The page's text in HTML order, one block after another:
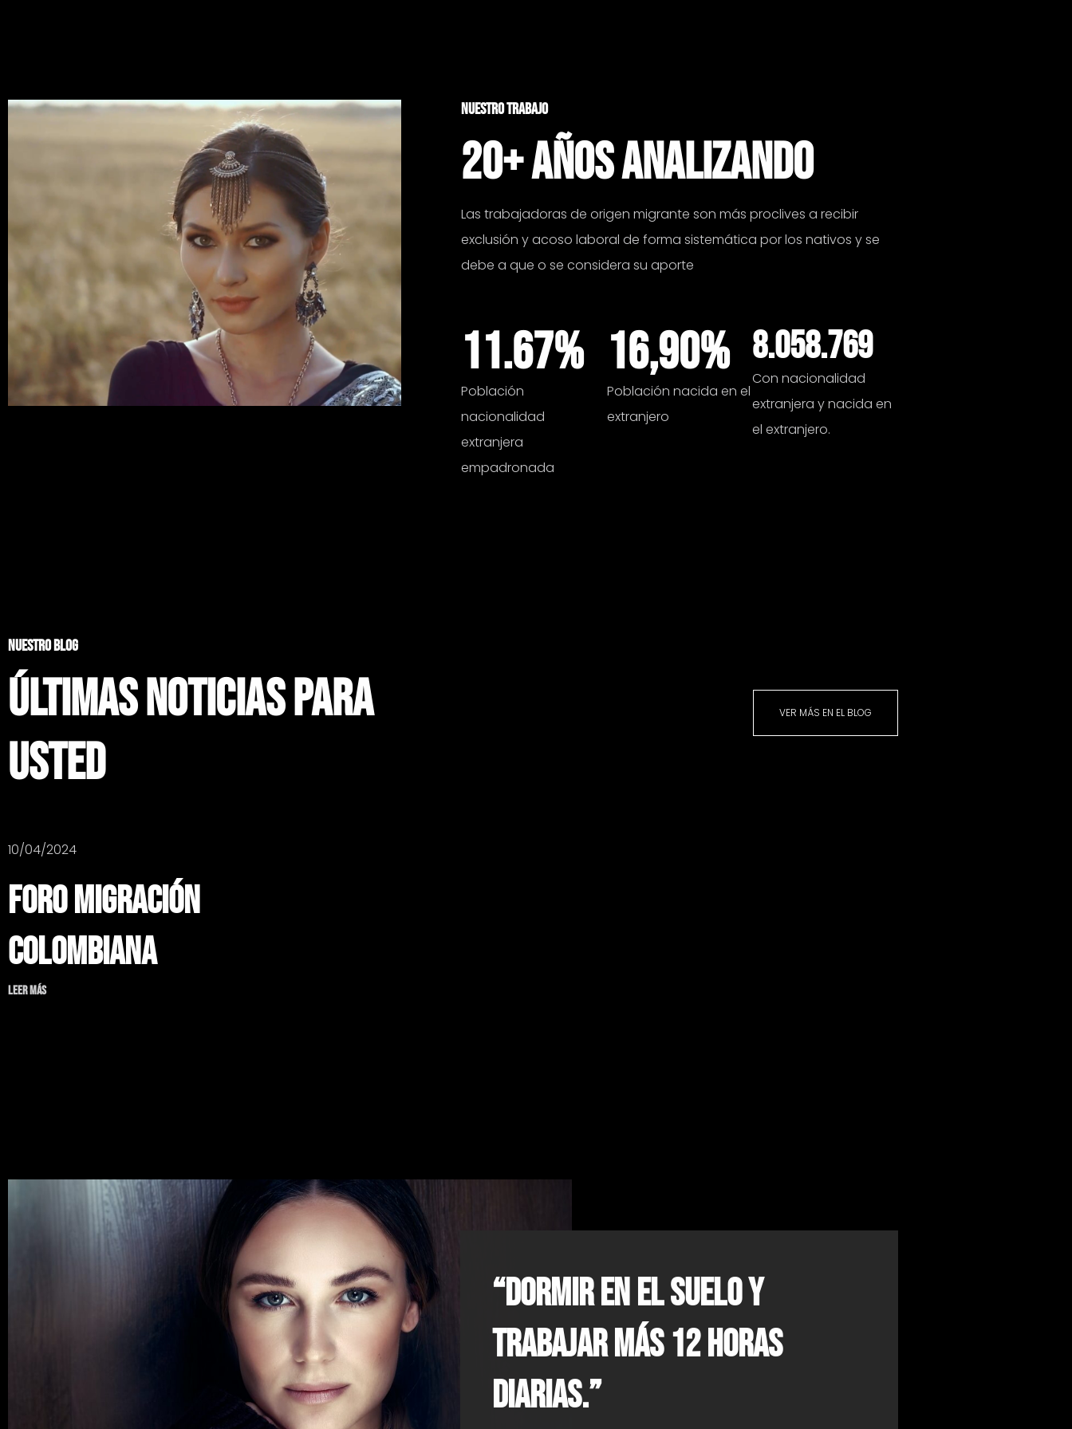
NUESTRO TRABAJO
20+ AÑOS ANALIZANDO
Las trabajadoras de origen migrante son más proclives a recibir
exclusión y acoso laboral de forma sistemática por los nativos y se
debe a que o se considera su aporte
11.67%
Población
nacionalidad
extranjera
empadronada
16,90%
Población nacida en el
extranjero
8.058.769
Con nacionalidad
extranjera y nacida en
el extranjero.
NUESTRO BLOG
ÚLTIMAS NOTICIAS PARA
USTED
VER MÁS EN EL BLOG
10/04/2024
Foro Migración
Colombiana
Leer más
“Dormir en el suelo y
trabajar más 12 horas
diarias.”